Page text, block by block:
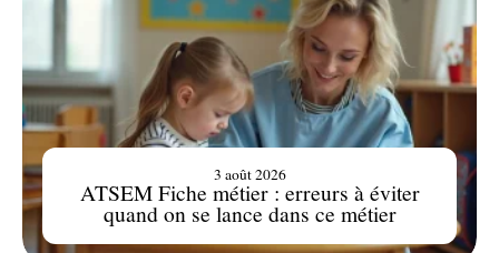
ATSEM Fiche métier : erreurs à éviter
quand on se lance dans ce métier
3 août 2026